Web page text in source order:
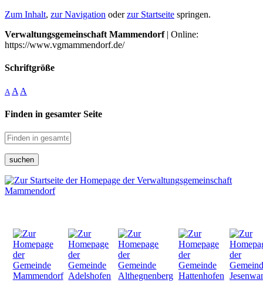
Zum Inhalt, zur Navigation oderzur Startseite springen.
Verwaltungsgemeinschaft Mammendorf| Online:
https://www.vgmammendorf.de/
Schriftgröße
A A A
Finden in gesamter Seite
suchen